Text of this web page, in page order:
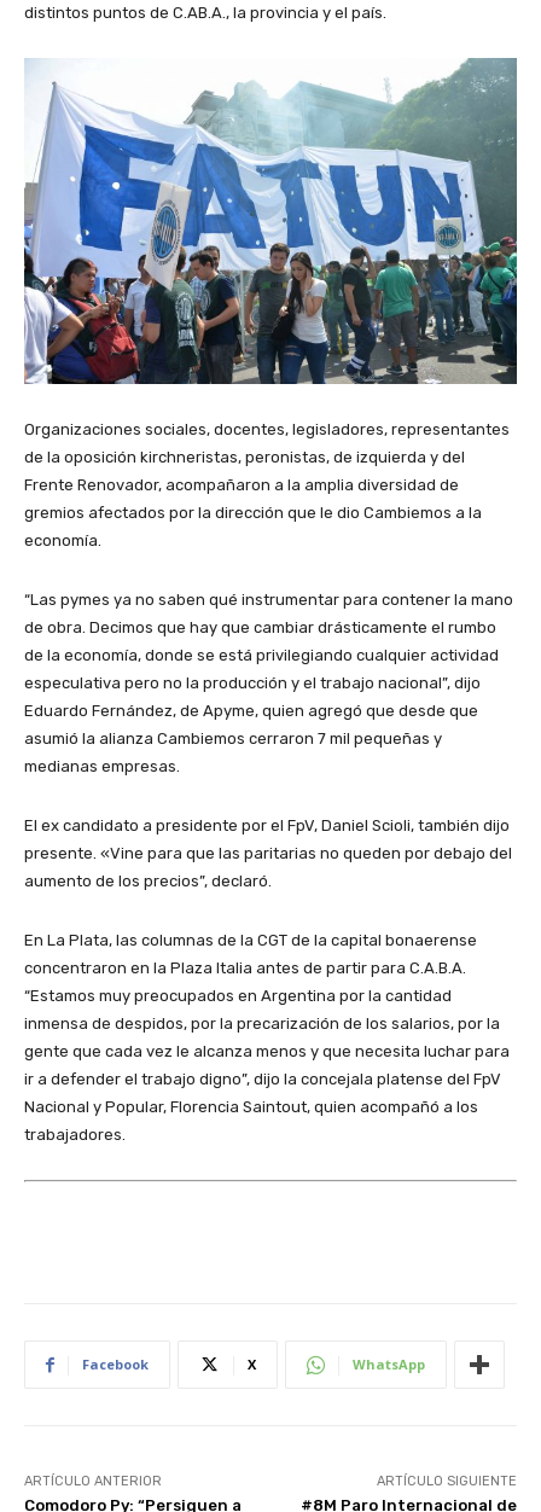
distintos puntos de C.AB.A., la provincia y el país.
Organizaciones sociales, docentes, legisladores, representantes
de la oposición kirchneristas, peronistas, de izquierda y del
Frente Renovador, acompañaron a la amplia diversidad de
gremios afectados por la dirección que le dio Cambiemos a la
economía.
“Las pymes ya no saben qué instrumentar para contener la mano
de obra. Decimos que hay que cambiar drásticamente el rumbo
de la economía, donde se está privilegiando cualquier actividad
especulativa pero no la producción y el trabajo nacional”, dijo
Eduardo Fernández, de Apyme, quien agregó que desde que
asumió la alianza Cambiemos cerraron 7 mil pequeñas y
medianas empresas.
El ex candidato a presidente por el FpV, Daniel Scioli, también dijo
presente. «Vine para que las paritarias no queden por debajo del
aumento de los precios”, declaró.
En La Plata, las columnas de la CGT de la capital bonaerense
concentraron en la Plaza Italia antes de partir para C.A.B.A.
“Estamos muy preocupados en Argentina por la cantidad
inmensa de despidos, por la precarización de los salarios, por la
gente que cada vez le alcanza menos y que necesita luchar para
ir a defender el trabajo digno”, dijo la concejala platense del FpV
Nacional y Popular, Florencia Saintout, quien acompañó a los
trabajadores.
Facebook X WhatsApp
ARTÍCULO ANTERIOR
Comodoro Py: “Persiguen a
ARTÍCULO SIGUIENTE
#8M Paro Internacional de